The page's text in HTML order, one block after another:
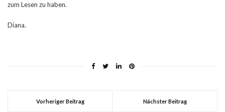
zum Lesen zu haben.
Diana.
Vorheriger Beitrag Nächster Beitrag